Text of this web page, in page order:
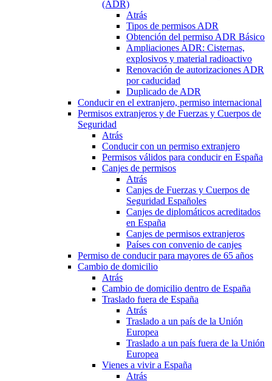
(ADR)
Atrás
Tipos de permisos ADR
Obtención del permiso ADR Básico
Ampliaciones ADR: Cisternas,
explosivos y material radioactivo
Renovación de autorizaciones ADR
por caducidad
Duplicado de ADR
Conducir en el extranjero, permiso internacional
Permisos extranjeros y de Fuerzas y Cuerpos de
Seguridad
Atrás
Conducir con un permiso extranjero
Permisos válidos para conducir en España
Canjes de permisos
Atrás
Canjes de Fuerzas y Cuerpos de
Seguridad Españoles
Canjes de diplomáticos acreditados
en España
Canjes de permisos extranjeros
Países con convenio de canjes
Permiso de conducir para mayores de 65 años
Cambio de domicilio
Atrás
Cambio de domicilio dentro de España
Traslado fuera de España
Atrás
Traslado a un país de la Unión
Europea
Traslado a un país fuera de la Unión
Europea
Vienes a vivir a España
Atrás